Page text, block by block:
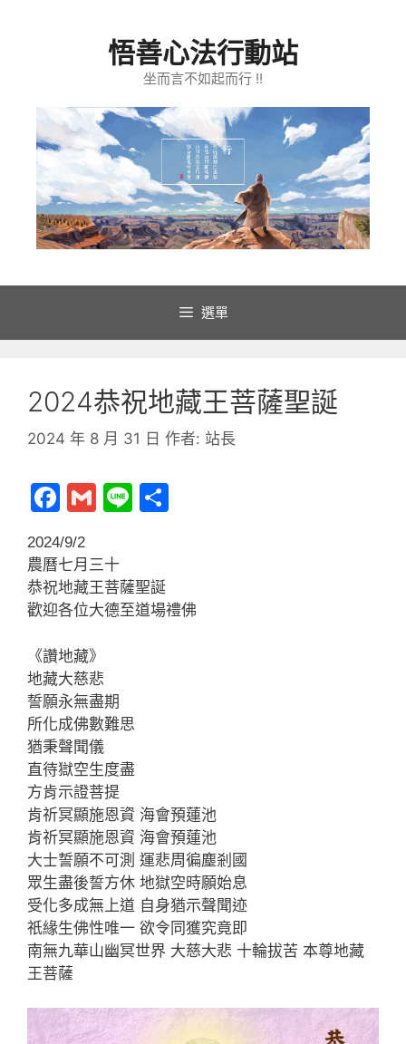
悟善心法行動站
坐而言不如起而行 !!
選單
2024恭祝地藏王菩薩聖誕
2024 年 8 月 31 日 作者: 站長
F
c
e
b
o
o
k
G
ai
l
Li
2024/9/2
農曆七月三十
恭祝地藏王菩薩聖誕
歡迎各位大德至道場禮佛
《讚地藏》
地藏大慈悲
誓願永無盡期
所化成佛數難思
猶秉聲聞儀
直待獄空生度盡
方肯示證菩提
肯祈冥顯施恩資 海會預蓮池
肯祈冥顯施恩資 海會預蓮池
大士誓願不可測 運悲周徧塵剎國
眾生盡後誓方休 地獄空時願始息
受化多成無上道 自身猶示聲聞迹
祇緣生佛性唯一 欲令同獲究竟即
南無九華山幽冥世界 大慈大悲 十輪拔苦 本尊地藏
王菩薩